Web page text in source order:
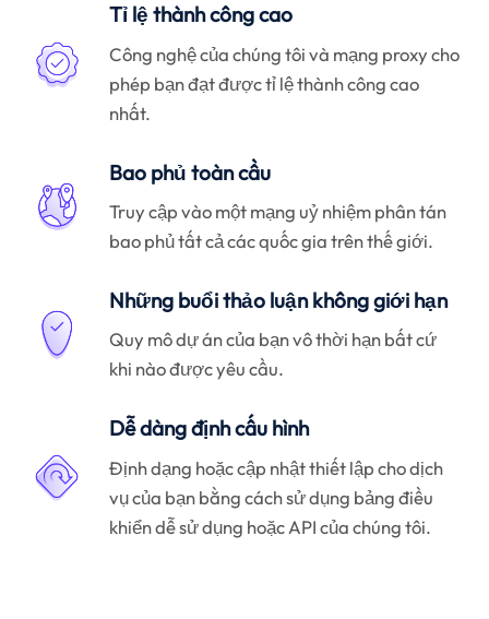
Tỉ lệ thành công cao
Công nghệ của chúng tôi và mạng proxy cho
phép bạn đạt được tỉ lệ thành công cao
nhất.
Bao phủ toàn cầu
Truy cập vào một mạng uỷ nhiệm phân tán
bao phủ tất cả các quốc gia trên thế giới.
Những buổi thảo luận không giới hạn
Quy mô dự án của bạn vô thời hạn bất cứ
khi nào được yêu cầu.
Dễ dàng định cấu hình
Định dạng hoặc cập nhật thiết lập cho dịch
vụ của bạn bằng cách sử dụng bảng điều
khiển dễ sử dụng hoặc API của chúng tôi.